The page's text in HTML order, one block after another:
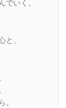
でいく。
と、
。